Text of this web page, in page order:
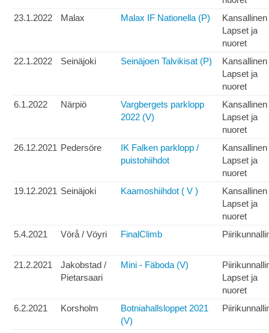
23.1.2022
Malax Malax IF Nationella (P)
Kansallinen
Lapset ja
nuoret
22.1.2022
Seinäjoki Seinäjoen Talvikisat (P)
Kansallinen
Lapset ja
nuoret
6.1.2022
Närpiö
Vargbergets parklopp
2022 (V)
Kansallinen
Lapset ja
nuoret
26.12.2021 Pedersöre
IK Falken parklopp /
puistohiihdot
Kansallinen
Lapset ja
nuoret
19.12.2021 Seinäjoki Kaamoshiihdot ( V )
Kansallinen
Lapset ja
nuoret
5.4.2021
Vörå / Vöyri FinalClimb
21.2.2021
Jakobstad /
Pietarsaari
Mini - Fäboda (V)
Lapset ja
nuoret
6.2.2021
Korsholm
Botniahallsloppet 2021
(V)